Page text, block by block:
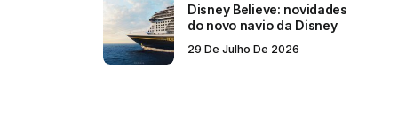
Disney Believe: novidades
do novo navio da Disney
29 De Julho De 2026